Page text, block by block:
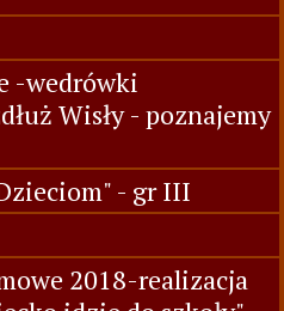
-wedrówki
Wisły - poznajemy
- gr III
2018-realizacja